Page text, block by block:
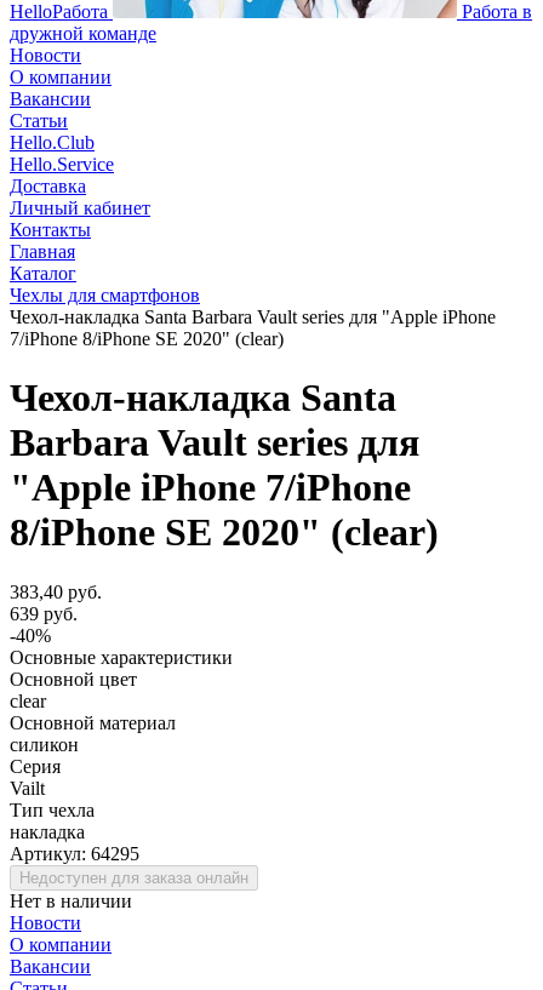
HelloРабота
Работа в
дружной команде
Новости
О компании
Вакансии
Статьи
Hello.Club
Hello.Service
Доставка
Личный кабинет
Контакты
Главная
Каталог
Чехлы для смартфонов
Чехол-накладка Santa Barbara Vault series для "Apple iPhone
7/iPhone 8/iPhone SE 2020" (clear)
Чехол-накладка Santa
Barbara Vault series для
"Apple iPhone 7/iPhone
8/iPhone SE 2020" (clear)
383,40 руб.
639 руб.
-40%
Основные характеристики
Основной цвет
clear
Основной материал
силикон
Серия
Vailt
Тип чехла
накладка
Артикул: 64295
Недоступен для заказа онлайн
Нет в наличии
Новости
О компании
Вакансии